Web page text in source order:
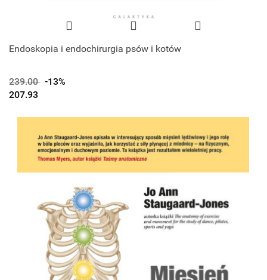
Endoskopia i endochirurgia psów i kotów
239.00 -13%
207.93